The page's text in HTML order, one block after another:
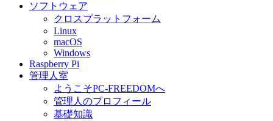
ソフトウェア
クロスプラットフォーム
Linux
macOS
Windows
Raspberry Pi
管理人室
ようこそPC-FREEDOMへ
管理人のプロフィール
基礎知識